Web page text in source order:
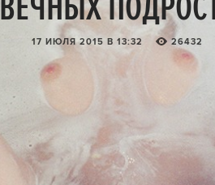
17 ИЮЛЯ 2015 В 13:32 26432